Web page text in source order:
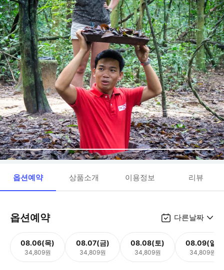
옵션예약 상품소개 이용정보 리뷰
옵션예약 다른날짜
08.06(목)
34,809원
08.07(금)
34,809원
08.08(토)
34,809원
08.09(일)
34,809원